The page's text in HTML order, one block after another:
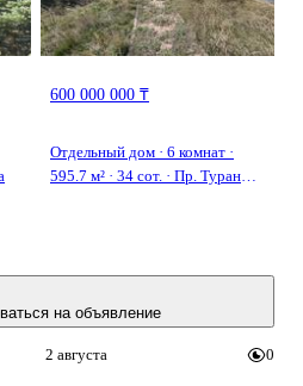
600 000 000 ₸
Отдельный дом · 6 комнат ·
595.7 м² · 34 сот. · Пр. Туран
на объявление
2 августа 0